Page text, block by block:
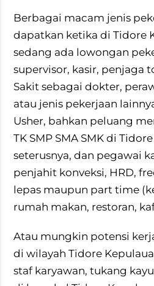
Berbagai macam jenis
dapatkan ketika di Tidore
sedang ada lowongan
supervisor, kasir, penjaga
Sakit sebagai dokter,
atau jenis pekerjaan
Usher, bahkan peluang
TK SMP SMA SMK di
seterusnya, dan pegawai
penjahit konveksi, HRD,
lepas maupun part time
rumah makan, restoran,
Atau mungkin potensi
di wilayah Tidore
staf karyawan, tukang